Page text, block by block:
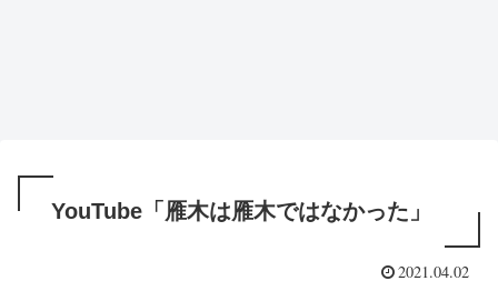
YouTube「雁木は雁木ではなかった」
2021.04.02